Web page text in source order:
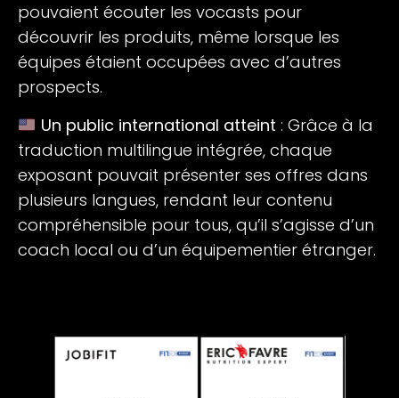
pouvaient écouter les vocasts pour
découvrir les produits, même lorsque les
équipes étaient occupées avec d’autres
prospects.
Un public international atteint : Grâce à la
traduction multilingue intégrée, chaque
exposant pouvait présenter ses offres dans
plusieurs langues, rendant leur contenu
compréhensible pour tous, qu’il s’agisse d’un
coach local ou d’un équipementier étranger.